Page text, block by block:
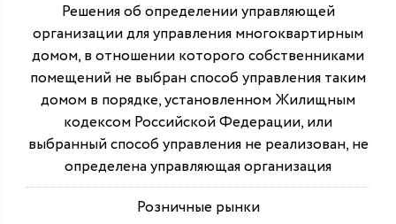
Решения об определении управляющей
организации для управления многоквартирным
домом, в отношении которого собственниками
помещений не выбран способ управления таким
домом в порядке, установленном Жилищным
кодексом Российской Федерации, или
выбранный способ управления не реализован, не
определена управляющая организация
Розничные рынки